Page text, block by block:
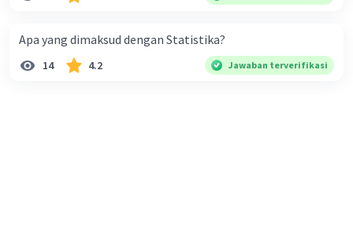
Apa yang dimaksud dengan Statistika?
14 4.2 Jawaban terverifikasi